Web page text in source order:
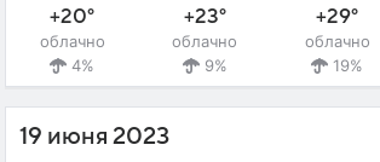
+20°
облачно
4%
+23°
облачно
9%
+29°
облачно
19%
19 июня 2023